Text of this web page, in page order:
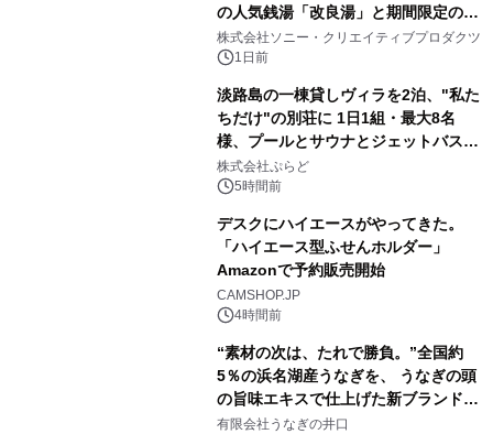
の人気銭湯「改良湯」と期間限定のコ
ラボレーション サウナイキタイコラ
ボグッズも発売決定！
株式会社ソニー・クリエイティブプロダクツ
1日前
淡路島の一棟貸しヴィラを2泊、"私た
ちだけ"の別荘に 1日1組・最大8名
様、プールとサウナとジェットバス付
きで Villa Mon Temps AWAJIの連泊
素泊りプラン
株式会社ぷらど
5時間前
デスクにハイエースがやってきた。
「ハイエース型ふせんホルダー」
Amazonで予約販売開始
CAMSHOP.JP
4時間前
“素材の次は、たれで勝負。”全国約
5％の浜名湖産うなぎを、 うなぎの頭
の旨味エキスで仕上げた新ブランド
「井口の誉」誕生
有限会社うなぎの井口